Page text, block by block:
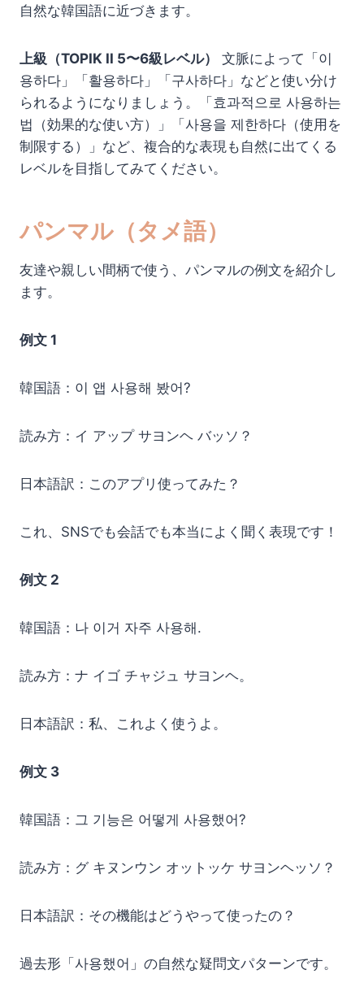
自然な韓国語に近づきます。
上級（TOPIK II 5〜6級レベル）
文脈によって「이
용하다」「활용하다」「구사하다」などと使い分け
られるようになりましょう。「효과적으로 사용하는
법（効果的な使い方）」「사용을 제한하다（使用を
制限する）」など、複合的な表現も自然に出てくる
レベルを目指してみてください。
パンマル（タメ語）
友達や親しい間柄で使う、パンマルの例文を紹介し
ます。
例文 1
韓国語：이 앱 사용해 봤어?
読み方：イ アップ サヨンヘ バッソ？
日本語訳：このアプリ使ってみた？
これ、SNSでも会話でも本当によく聞く表現です！
例文 2
韓国語：나 이거 자주 사용해.
読み方：ナ イゴ チャジュ サヨンヘ。
日本語訳：私、これよく使うよ。
例文 3
韓国語：그 기능은 어떻게 사용했어?
読み方：グ キヌンウン オットッケ サヨンヘッソ？
日本語訳：その機能はどうやって使ったの？
過去形「사용했어」の自然な疑問文パターンです。